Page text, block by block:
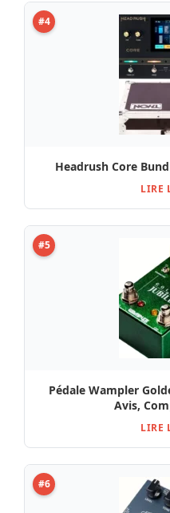
#4
Headrush Core
LIRE
#5
Pédale Wampler
Avis,
LIRE
#6